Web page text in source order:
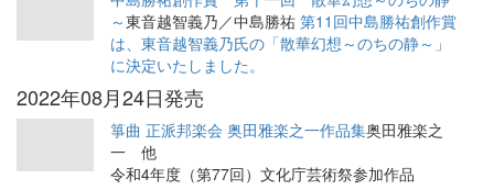
～東音越智義乃／中島勝祐 第11回中島勝祐創作賞
は、東音越智義乃氏の「散華幻想～のちの静～」
に決定いたしました。
2022年08月24日発売
箏曲 正派邦楽会 奥田雅楽之一作品集奥田雅楽之
一 他
令和4年度（第77回）文化庁芸術祭参加作品